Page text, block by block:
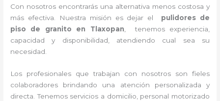
Con nosotros encontrarás una alternativa menos costosa y
más efectiva. Nuestra misión es dejar el pulidores de
piso de granito en Tlaxopan, tenemos experiencia,
capacidad y disponibilidad, atendiendo cual sea su
necesidad.
Los profesionales que trabajan con nosotros son fieles
colaboradores brindando una atención personalizada y
directa. Tenemos servicios a domicilio, personal motorizado